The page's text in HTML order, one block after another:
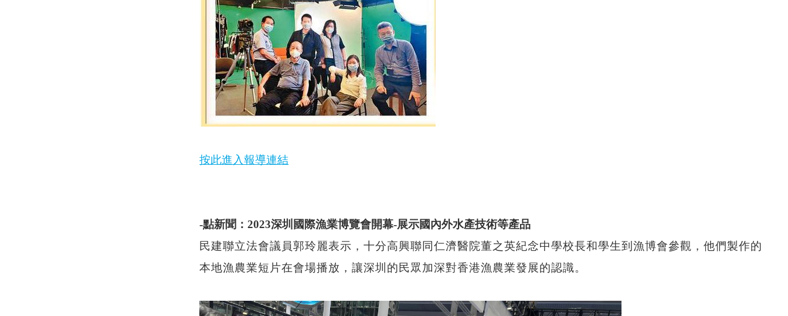
按此進入報導連結
-點新聞：2023深圳國際漁業博覽會開幕-展示國內外水產技術等產品
民建聯立法會議員郭玲麗表示，十分高興聯同仁濟醫院董之英紀念中學校長和學生到漁博會參觀，他們製作的
本地漁農業短片在會場播放，讓深圳的民眾加深對香港漁農業發展的認識。